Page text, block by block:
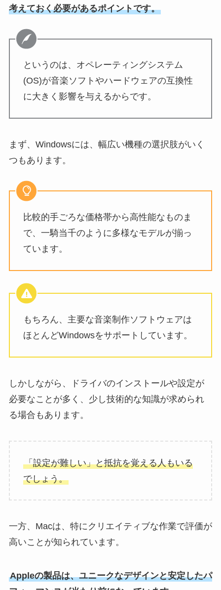
考えておく必要があるポイントです。
というのは、オペレーティングシステム
(OS)が音楽ソフトやハードウェアの互換性
に大きく影響を与えるからです。
まず、Windowsには、幅広い機種の選択肢がいく
つもあります。
比較的手ごろな価格帯から高性能なものま
で、一騎当千のように多様なモデルが揃っ
ています。
もちろん、主要な音楽制作ソフトウェアは
ほとんどWindowsをサポートしています。
しかしながら、ドライバのインストールや設定が
必要なことが多く、少し技術的な知識が求められ
る場合もあります。
「設定が難しい」と抵抗を覚える人もいる
でしょう。
一方、Macは、特にクリエイティブな作業で評価が
高いことが知られています。
Appleの製品は、ユニークなデザインと安定したパ